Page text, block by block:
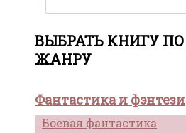
ВЫБРАТЬ КНИГУ ПО
ЖАНРУ
Фантастика и фэнтези
Боевая фантастика